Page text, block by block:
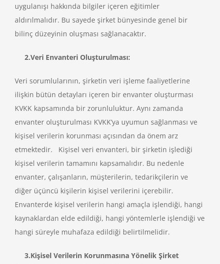
uygulanışı hakkında bilgiler içeren eğitimler
aldırılmalıdır. Bu sayede şirket bünyesinde genel bir
bilinç düzeyinin oluşması sağlanacaktır.
2.Veri Envanteri Oluşturulması:
Veri sorumlularının, şirketin veri işleme faaliyetlerine
ilişkin bütün detayları içeren bir envanter oluşturması
KVKK kapsamında bir zorunluluktur. Aynı zamanda
envanter oluşturulması KVKK’ya uyumun sağlanması ve
kişisel verilerin korunması açısından da önem arz
etmektedir. Kişisel veri envanteri, bir şirketin işlediği
kişisel verilerin tamamını kapsamalıdır. Bu nedenle
envanter, çalışanların, müşterilerin, tedarikçilerin ve
diğer üçüncü kişilerin kişisel verilerini içerebilir.
Envanterde kişisel verilerin hangi amaçla işlendiği, hangi
kaynaklardan elde edildiği, hangi yöntemlerle işlendiği ve
hangi süreyle muhafaza edildiği belirtilmelidir.
3.Kişisel Verilerin Korunmasına Yönelik Şirket